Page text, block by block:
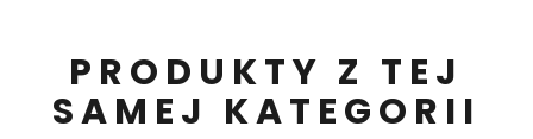
PRODUKTY Z TEJ
SAMEJ KATEGORII